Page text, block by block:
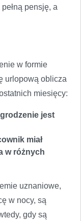
pensję, a
w formie
urlopową oblicza
miesięcy:
jest
miał
w różnych
uznaniowe,
w nocy, są
gdy są